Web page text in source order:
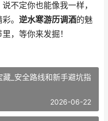
不定你也能像我一样，
。 逆水寒游历调酒的魅
，等你来发掘！
_安全路线和新手避坑指
2026-06-22